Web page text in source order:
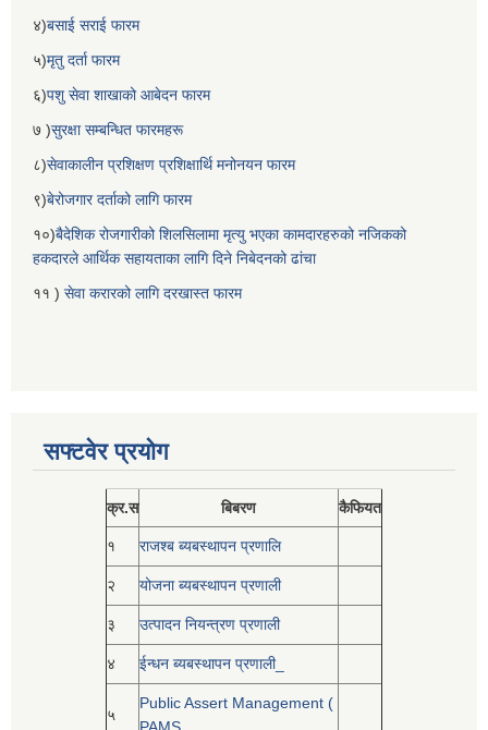
४)बसाई सराई फारम
५)मृतु दर्ता फारम
६)पशु सेवा शाखाको आबेदन फारम
७ )सुरक्षा सम्बन्धित फारमहरू
८)सेवाकालीन प्रशिक्षण प्रशिक्षार्थि मनोनयन फारम
९)बेरोजगार दर्ताको लागि फारम
१०)बैदेशिक रोजगारीको शिलसिलामा मृत्यु भएका कामदारहरुको नजिकको
हकदारले आर्थिक सहायताका लागि दिने निबेदनको ढांचा
११ ) सेवा करारको लागि दरखास्त फारम
सफ्टवेर प्रयोग
क्र.स बिबरण कैफियत
१ राजश्ब ब्यबस्थापन प्रणालि
२ योजना ब्यबस्थापन प्रणाली
३ उत्पादन नियन्त्रण प्रणाली
४ ईन्धन ब्यबस्थापन प्रणाली_
५
Public Assert Management (